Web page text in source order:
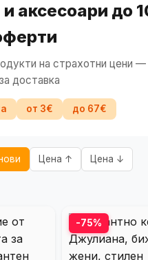
аксесоари до
на страхотни цени —
доставка
от 3€ до 67€
Цена ↑ Цена ↓
-75%